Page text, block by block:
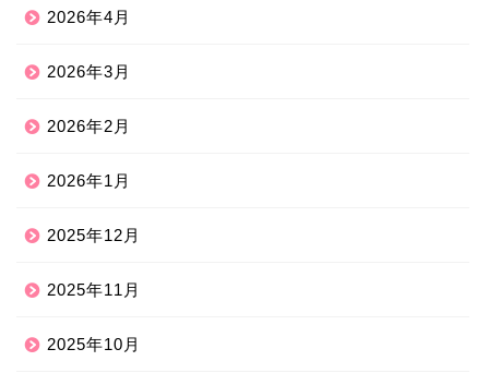
2026年4月
2026年3月
2026年2月
2026年1月
2025年12月
2025年11月
2025年10月